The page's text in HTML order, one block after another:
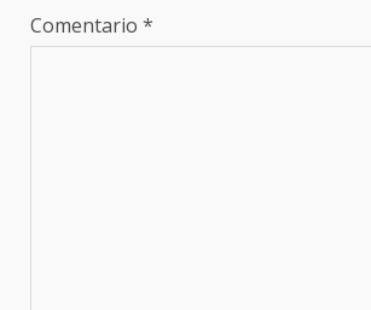
Comentario *